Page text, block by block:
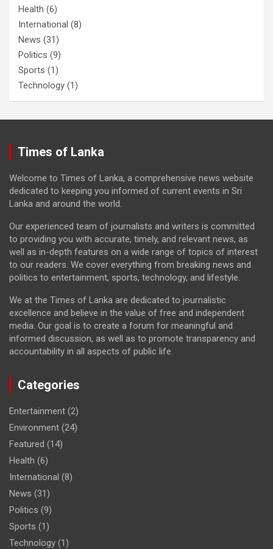
Health (6)
International (8)
News (31)
Politics (9)
Sports (1)
Technology (1)
Times of Lanka
Welcome to Times of Lanka, a comprehensive news website
dedicated to keeping you informed of current events in Sri
Lanka and around the world.
Our experienced team of journalists and writers is committed
to providing you with accurate, timely, and relevant news, as
well as in-depth features on a wide range of topics of interest
to our readers. We cover everything from breaking news and
politics to entertainment, sports, technology, and lifestyle.
We at the Times of Lanka are dedicated to journalistic
excellence and believe in the value of free and independent
media. Our goal is to create a forum for meaningful and
informed discussion, as well as to promote transparency and
accountability in all aspects of public life.
Categories
Entertainment (2)
Environment (24)
Featured (14)
Health (6)
International (8)
News (31)
Politics (9)
Sports (1)
Technology (1)